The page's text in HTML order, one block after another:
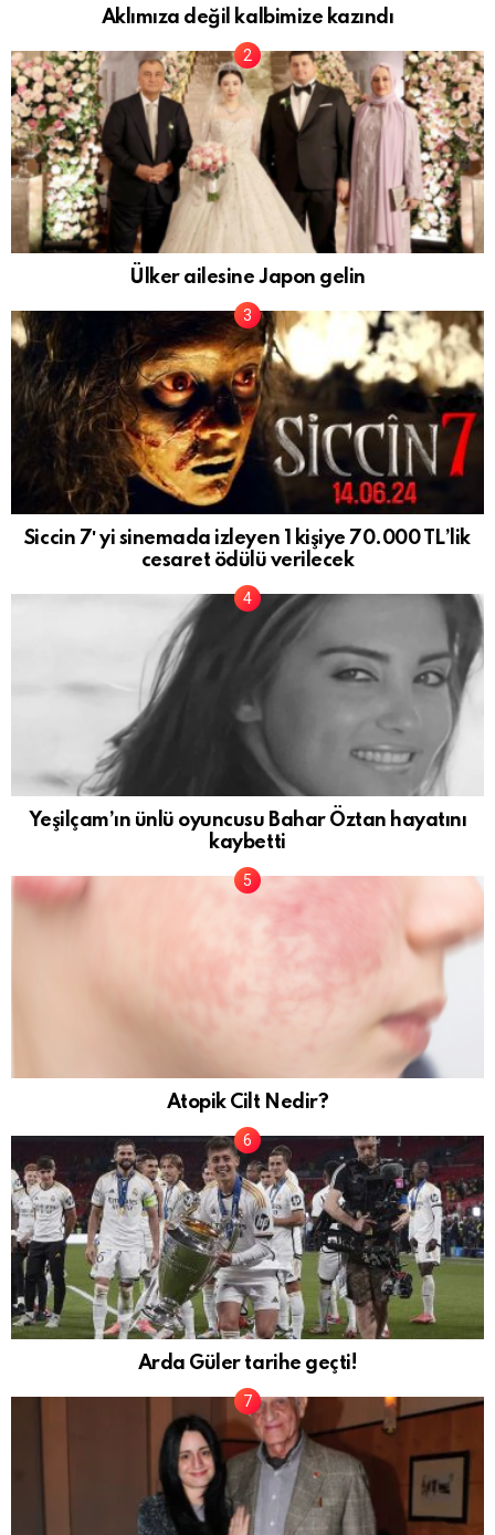
Aklımıza değil kalbimize kazındı
Ülker ailesine Japon gelin
Siccin 7′ yi sinemada izleyen 1 kişiye 70.000 TL’lik
cesaret ödülü verilecek
Yeşilçam’ın ünlü oyuncusu Bahar Öztan hayatını
kaybetti
Atopik Cilt Nedir?
Arda Güler tarihe geçti!